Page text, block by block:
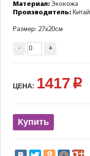
Материал: Экокожа
Производитель: Китай
Размер: 27х20см
- +
ЦЕНА: 1417 p
Купить